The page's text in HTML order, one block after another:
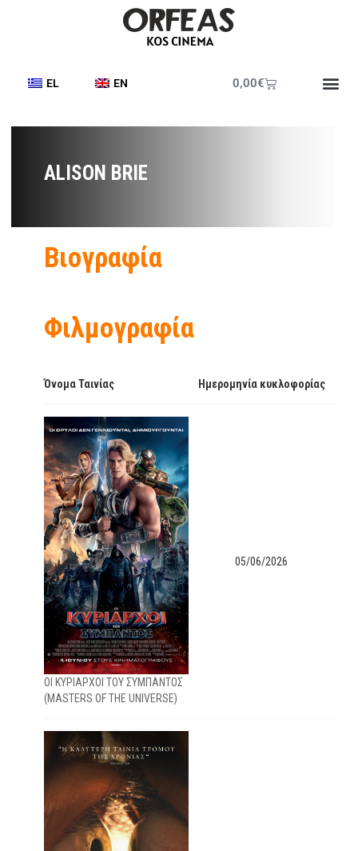
EL EN 0,00€
ALISON BRIE
Βιογραφία
Φιλμογραφία
Όνομα Ταινίας Ημερομηνία κυκλοφορίας
OI KYΡΙΑΡΧΟΙ ΤΟΥ ΣΥΜΠΑΝΤΟΣ
(ΜΑSTERS OF THE UNIVERSE)
05/06/2026